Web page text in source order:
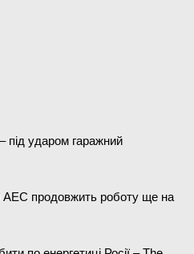
під ударом гаражний
АЕС продовжить роботу ще на